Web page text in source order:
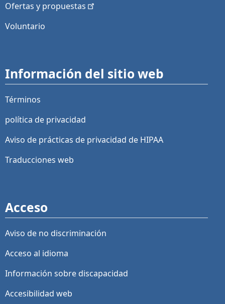
Ofertas y propuestas
Voluntario
Información del sitio web
Términos
política de privacidad
Aviso de prácticas de privacidad de HIPAA
Traducciones web
Acceso
Aviso de no discriminación
Acceso al idioma
Información sobre discapacidad
Accesibilidad web